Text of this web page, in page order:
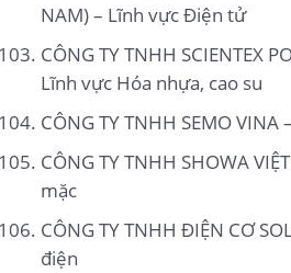
NAM) – Lĩnh vực Điện tử
CÔNG TY TNHH SCIENTEX
Lĩnh vực Hóa nhựa, cao su
CÔNG TY TNHH SEMO
CÔNG TY TNHH SHOWA
mặc
CÔNG TY TNHH ĐIỆN CƠ
điện